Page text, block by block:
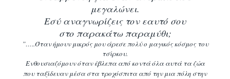
μεγαλώνει.
Εσύ αναγνωρίζεις τον εαυτό σου
στο παρακάτω παραμύθι;
”…..Όταν ήμουν μικρός μου άρεσε πολύ ο μαγικός κόσμος του
τσίρκου.
Ενθουσιαζόμουν ότανέβλεπα από κοντά όλα αυτά τα ζώα
που ταξίδευαν μέσα στα τροχόσπιτα από την μια πόλη στην